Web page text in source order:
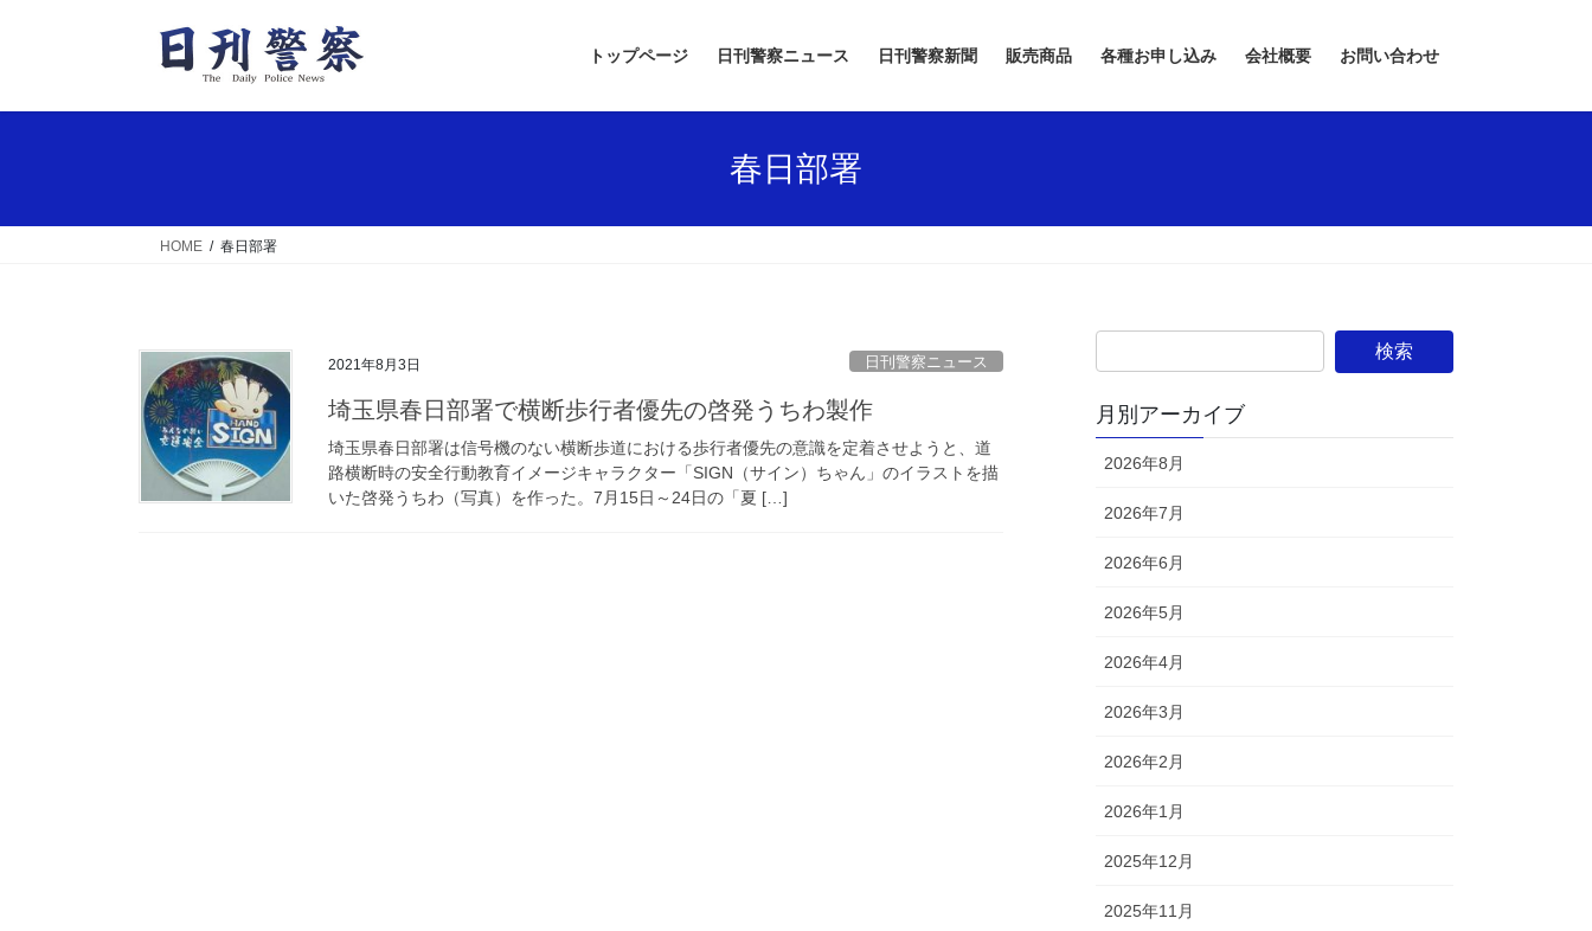
トップページ 日刊警察ニュース 日刊警察新聞 販売商品 各種お申し込み 会社概要 お問い合わせ
春日部署
HOME 春日部署
2021年8月3日 日刊警察ニュース
埼玉県春日部署で横断歩行者優先の啓発うちわ製作
埼玉県春日部署は信号機のない横断歩道における歩行者優先の意識を定着させようと、道
路横断時の安全行動教育イメージキャラクター「SIGN（サイン）ちゃん」のイラストを描
いた啓発うちわ（写真）を作った。7月15日～24日の「夏 […]
月別アーカイブ
2026年8月
2026年7月
2026年6月
2026年5月
2026年4月
2026年3月
2026年2月
2026年1月
2025年12月
2025年11月